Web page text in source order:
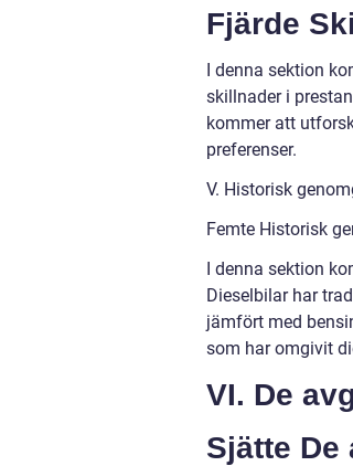
Fjärde
I denna sektion
skillnader i
kommer att
preferenser.
V. Historisk
Femte Historisk
I denna sektion
Dieselbilar har
jämfört med
som har omgivit
VI. De
Sjätte